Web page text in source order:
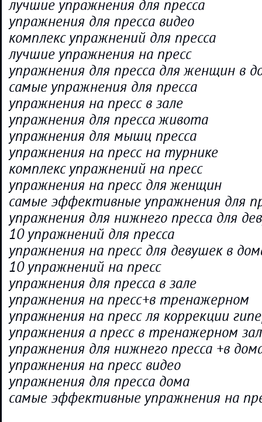
лучшие упражнения для пресса
упражнения для пресса видео
комплекс упражнений для пресса
лучшие упражнения на пресс
упражнения для пресса для женщин в
самые упражнения для пресса
упражнения на пресс в зале
упражнения для пресса живота
упражнения для мышц пресса
упражнения на пресс на турнике
комплекс упражнений на пресс
упражнения на пресс для женщин
самые эффективные упражнения для
упражнения для нижнего пресса для
10 упражнений для пресса
упражнения на пресс для девушек в
10 упражнений на пресс
упражнения для пресса в зале
упражнения на пресс+в тренажерном
упражнения на пресс ля коррекции
упражнения а пресс в тренажерном
упражнения для нижнего пресса +в
упражнения на пресс видео
упражнения для пресса дома
самые эффективные упражнения на